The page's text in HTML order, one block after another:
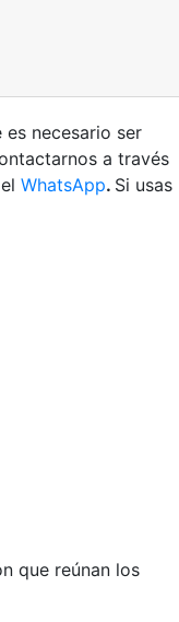
necesario ser
a través
WhatsApp. Si usas
que reúnan los